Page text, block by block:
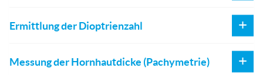
Ermittlung der Dioptrienzahl
Messung der Hornhautdicke (Pachymetrie)